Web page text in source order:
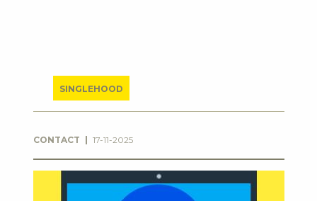
SINGLEHOOD
CONTACT 17-11-2025